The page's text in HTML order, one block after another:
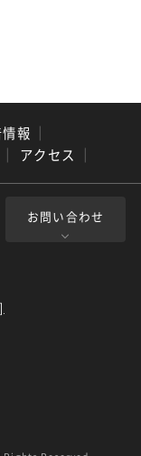
報 ｜
｜ アクセス ｜
お問い合わせ